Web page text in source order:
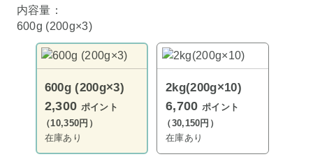
内容量：
600g (200g×3)
600g (200g×3)
2,300 ポイント
（10,350円）
在庫あり
2kg(200g×10)
6,700 ポイント
（30,150円）
在庫あり